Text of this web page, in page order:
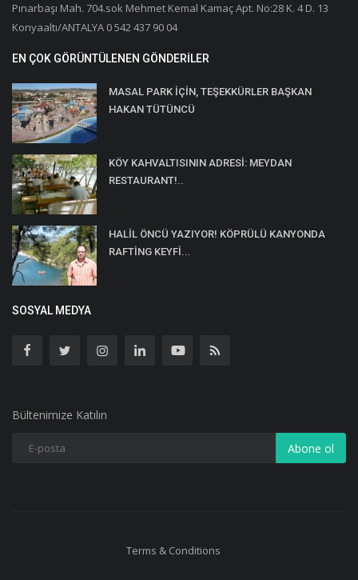
Pınarbaşı Mah. 704.sok Mehmet Kemal Kamaç Apt. No:28 K. 4 D. 13
Konyaaltı/ANTALYA 0 542 437 90 04
EN ÇOK GÖRÜNTÜLENEN GÖNDERILER
MASAL PARK İÇİN, TEŞEKKÜRLER BAŞKAN
HAKAN TÜTÜNCÜ
KÖY KAHVALTISININ ADRESİ: MEYDAN
RESTAURANT!..
HALİL ÖNCÜ YAZIYOR! KÖPRÜLÜ KANYONDA
RAFTİNG KEYFİ...
SOSYAL MEDYA
Bültenimize Katılın
Abone ol
Terms & Conditions